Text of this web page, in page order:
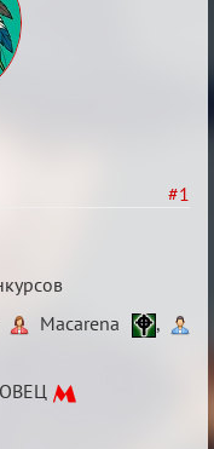
#1
Macarena
,